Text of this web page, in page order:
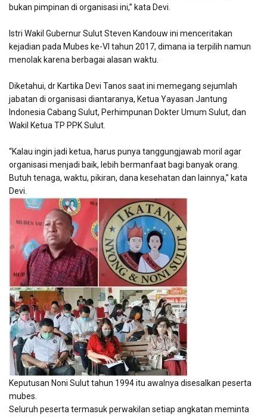
bukan pimpinan di organisasi ini,” kata Devi.
Istri Wakil Gubernur Sulut Steven Kandouw ini menceritakan
kejadian pada Mubes ke-VI tahun 2017, dimana ia terpilih namun
menolak karena berbagai alasan waktu.
Diketahui, dr Kartika Devi Tanos saat ini memegang sejumlah
jabatan di organisasi diantaranya, Ketua Yayasan Jantung
Indonesia Cabang Sulut, Perhimpunan Dokter Umum Sulut, dan
Wakil Ketua TP PPK Sulut.
“Kalau ingin jadi ketua, harus punya tanggungjawab moril agar
organisasi menjadi baik, lebih bermanfaat bagi banyak orang.
Butuh tenaga, waktu, pikiran, dana kesehatan dan lainnya,” kata
Devi.
Keputusan Noni Sulut tahun 1994 itu awalnya disesalkan peserta
mubes.
Seluruh peserta termasuk perwakilan setiap angkatan meminta